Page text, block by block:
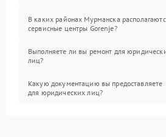
В каких районах Мурманска
сервисные центры Gorenje?
Выполняете ли вы ремонт для
лиц?
Какую документацию вы предоставляете
для юридических лиц?